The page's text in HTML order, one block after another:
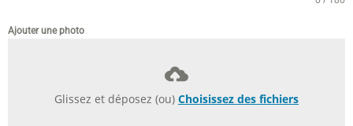
Ajouter une photo
Glissez et déposez (ou) Choisissez des fichiers